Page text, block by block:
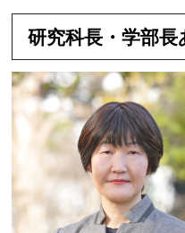
研究科長・学部長